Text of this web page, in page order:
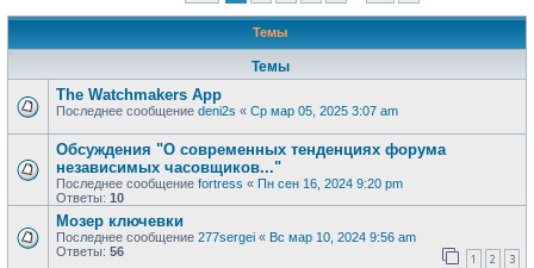
Темы
Темы
The Watchmakers App
Последнее сообщение deni2s « Ср мар 05, 2025 3:07 am
Обсуждения "О современных тенденциях форума
независимых часовщиков..."
Последнее сообщение fortress « Пн сен 16, 2024 9:20 pm
Ответы: 10
Мозер ключевки
Последнее сообщение 277sergei « Вс мар 10, 2024 9:56 am
Ответы: 56 1 2 3